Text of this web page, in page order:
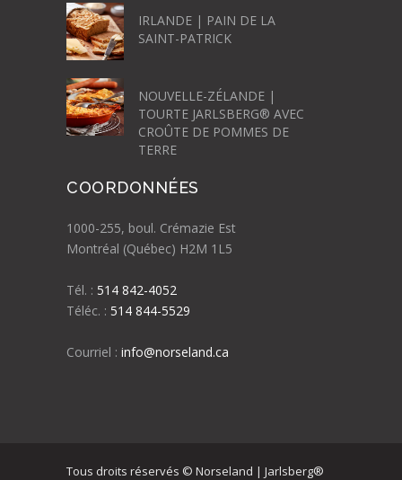
IRLANDE | PAIN DE LA
SAINT-PATRICK
NOUVELLE-ZÉLANDE |
TOURTE JARLSBERG® AVEC
CROÛTE DE POMMES DE
TERRE
COORDONNÉES
1000-255, boul. Crémazie Est
Montréal (Québec) H2M 1L5
Tél. : 514 842-4052
Téléc. : 514 844-5529
Courriel : info@norseland.ca
Tous droits réservés © Norseland | Jarlsberg®